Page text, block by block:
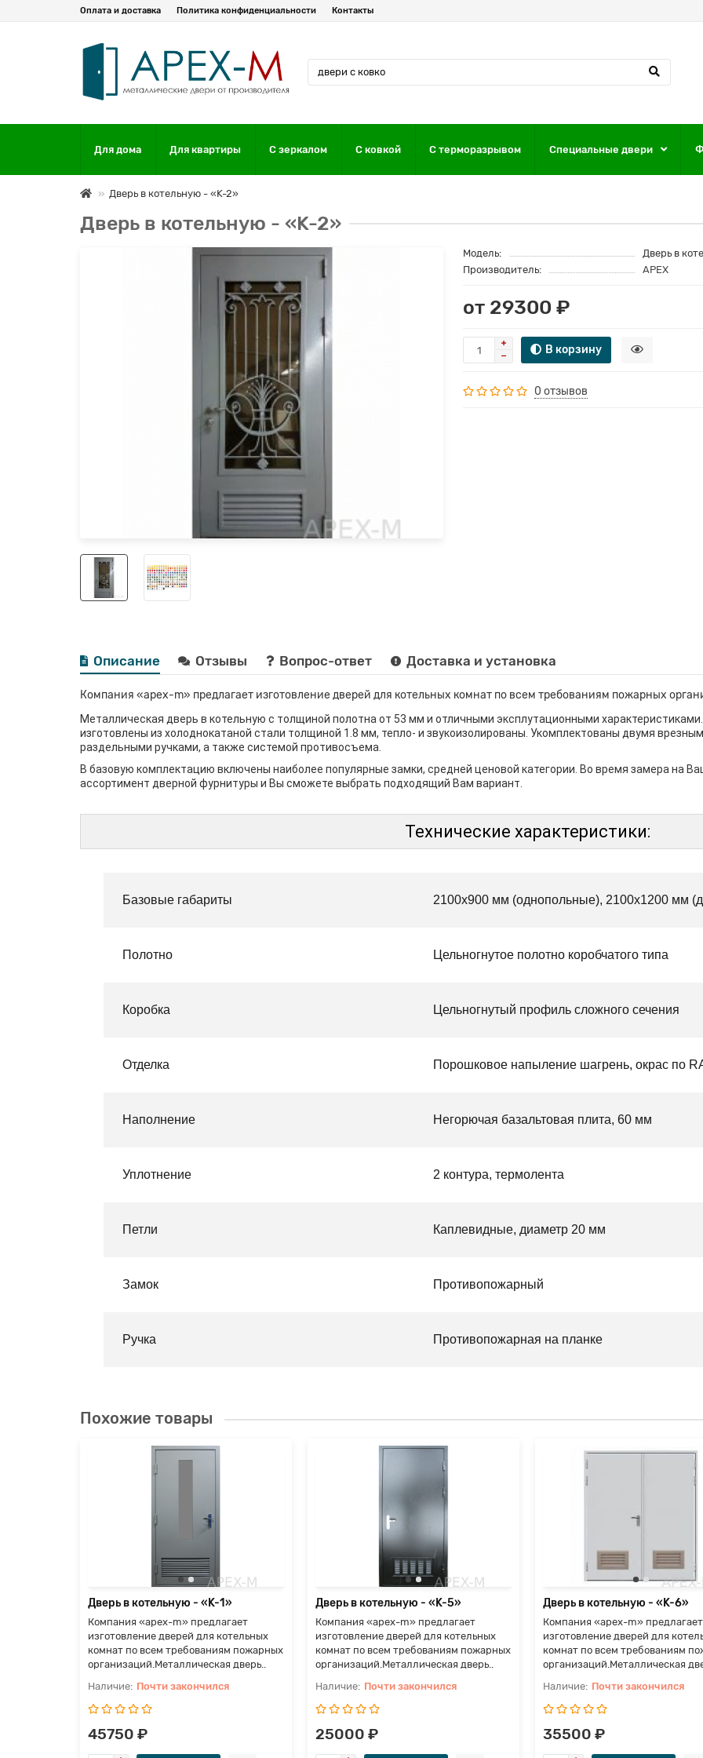
Оплата и доставка Политика конфиденциальности Контакты
Для дома Для квартиры С зеркалом С ковкой С терморазрывом Специальные двери
Дверь в котельную - «K-2»
Дверь в котельную - «K-2»
Модель:
Дверь в
Производитель:
APEX
от 29300 ₽
В корзину
0 отзывов
Описание Отзывы Вопрос-ответ Доставка и установка
Компания «apex-m» предлагает изготовление дверей для котельных комнат по всем требованиям пожарных
Металлическая дверь в котельную с толщиной полотна от 53 мм и отличными эксплутационными
изготовлены из холоднокатаной стали толщиной 1.8 мм, тепло- и звукоизолированы. Укомплектованы двумя
раздельными ручками, а также системой противосъема.
В базовую комплектацию включены наиболее популярные замки, средней ценовой категории. Во время замера на
ассортимент дверной фурнитуры и Вы сможете выбрать подходящий Вам вариант.
Технические характеристики:
Базовые габариты 2100х900 мм (однопольные), 2100х1200 мм
Полотно Цельногнутое полотно коробчатого типа
Коробка Цельногнутый профиль сложного сечения
Отделка Порошковое напыление шагрень, окрас по
Наполнение Негорючая базальтовая плита, 60 мм
Уплотнение 2 контура, термолента
Петли Каплевидные, диаметр 20 мм
Замок Противопожарный
Ручка Противопожарная на планке
Похожие товары
Дверь в котельную - «K-1»
Компания «apex-m» предлагает
изготовление дверей для котельных
комнат по всем требованиям пожарных
организаций.Металлическая дверь..
Почти закончился
45750 ₽
Дверь в котельную - «K-5»
Компания «apex-m» предлагает
изготовление дверей для котельных
комнат по всем требованиям пожарных
организаций.Металлическая дверь..
Почти закончился
25000 ₽
Дверь в котельную - «K-6»
Компания «apex-m» предлагает
изготовление дверей для
комнат по всем требованиям
организаций.Металлическая
Почти закончился
35500 ₽